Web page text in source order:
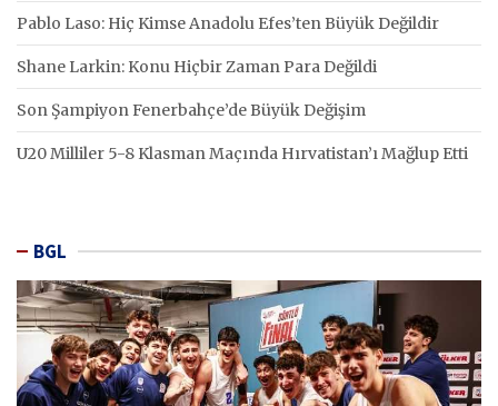
Pablo Laso: Hiç Kimse Anadolu Efes’ten Büyük Değildir
Shane Larkin: Konu Hiçbir Zaman Para Değildi
Son Şampiyon Fenerbahçe’de Büyük Değişim
U20 Milliler 5-8 Klasman Maçında Hırvatistan’ı Mağlup Etti
BGL